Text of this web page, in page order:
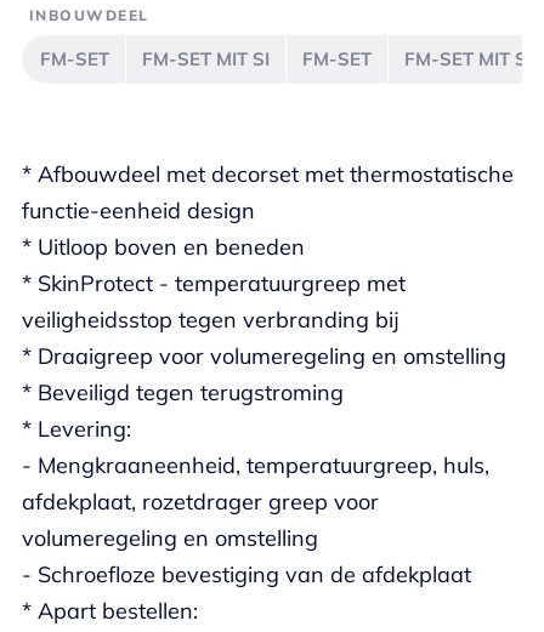
* Afbouwdeel met decorset met thermostatische
functie-eenheid design
* Uitloop boven en beneden
* SkinProtect - temperatuurgreep met
veiligheidsstop tegen verbranding bij
* Draaigreep voor volumeregeling en omstelling
* Beveiligd tegen terugstroming
* Levering:
- Mengkraaneenheid, temperatuurgreep, huls,
afdekplaat, rozetdrager greep voor
volumeregeling en omstelling
- Schroefloze bevestiging van de afdekplaat
* Apart bestellen:
INBOUWDEEL
FM-SET FM-SET MIT SI FM-SET FM-SET MIT SI